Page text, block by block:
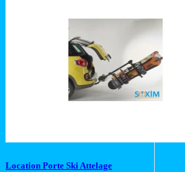
Location Porte Ski Attelage